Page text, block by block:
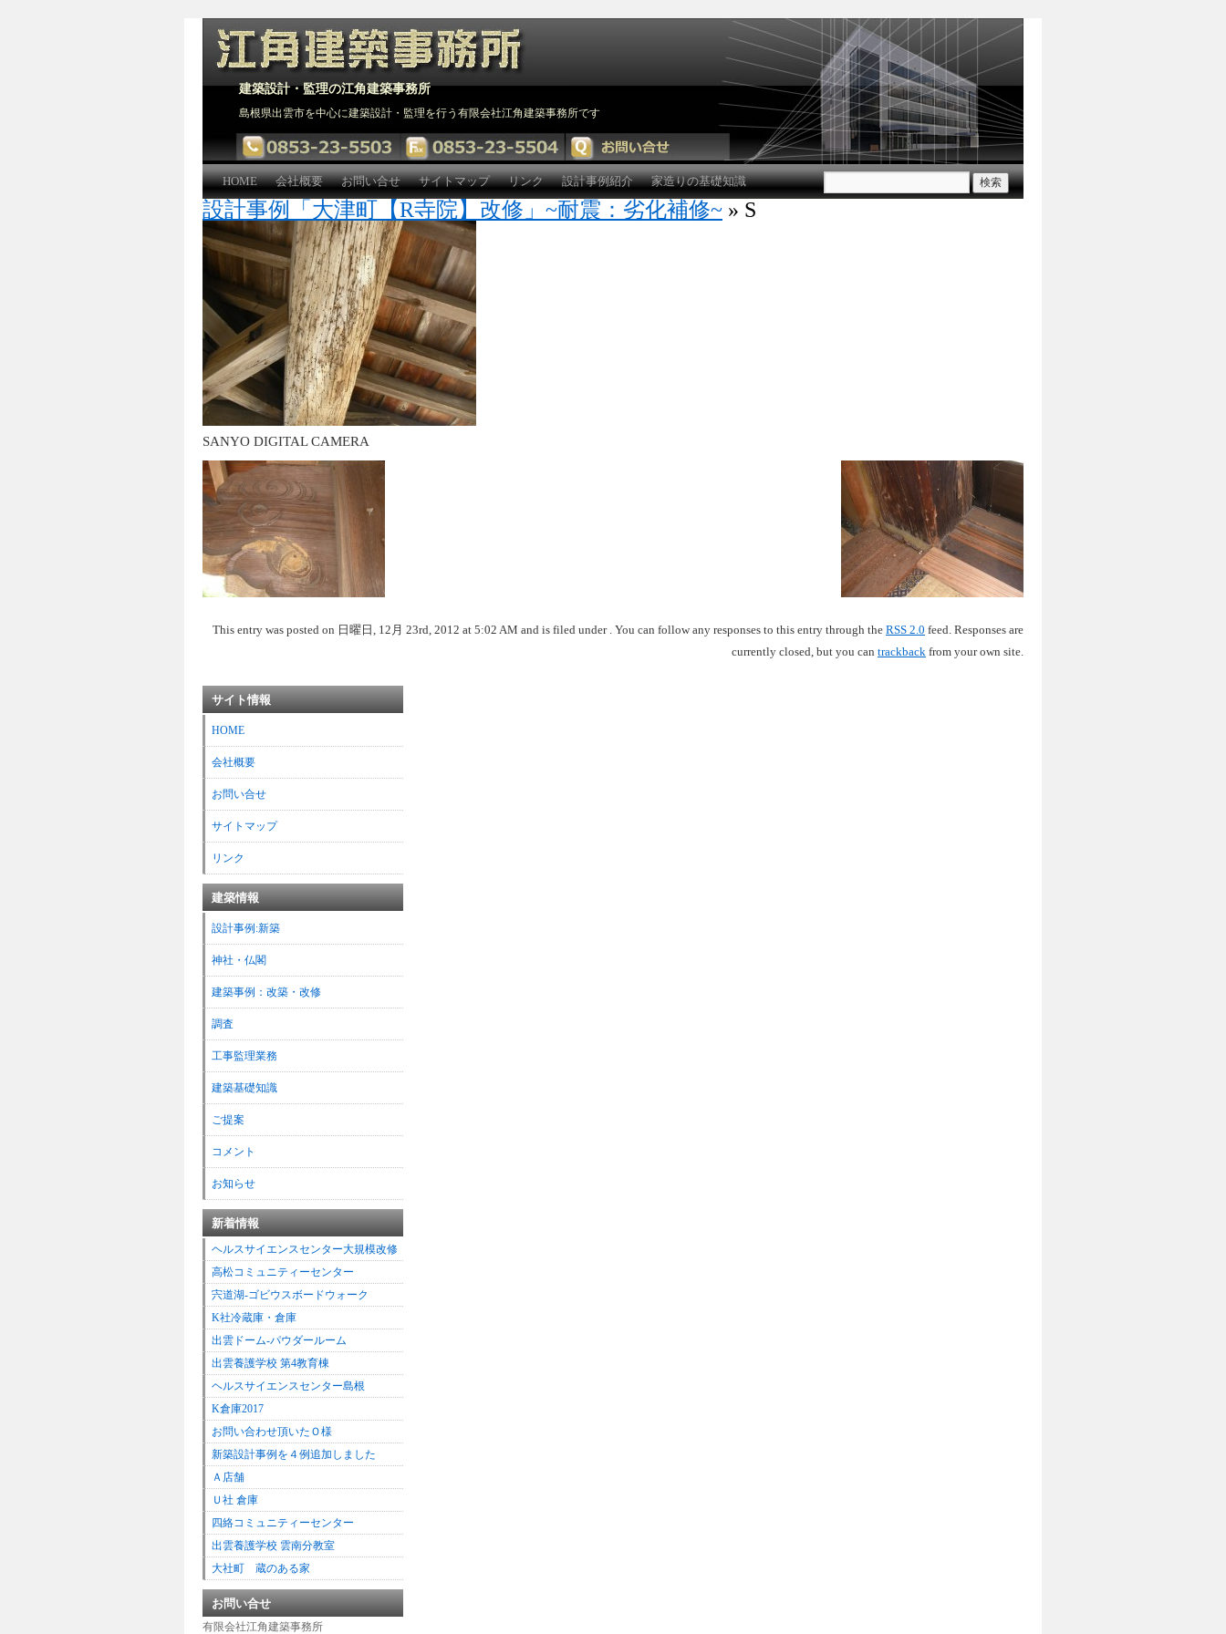
建築設計・監理の江角建築事務所
島根県出雲市を中心に建築設計・監理を行う有限会社江角建築事務所です
HOME 会社概要 お問い合せ サイトマップ リンク 設計事例紹介 家造りの基礎知識
設計事例「大津町【R寺院】改修」~耐震：劣化補修~ » S
SANYO DIGITAL CAMERA
This entry was posted on 日曜日, 12月 23rd, 2012 at 5:02 AM and is filed under . You can follow any responses to this entry through the RSS 2.0 feed. Responses are
currently closed, but you can trackback from your own site.
サイト情報
HOME
会社概要
お問い合せ
サイトマップ
リンク
建築情報
設計事例:新築
神社・仏閣
建築事例：改築・改修
調査
工事監理業務
建築基礎知識
ご提案
コメント
お知らせ
新着情報
ヘルスサイエンスセンター大規模改修
高松コミュニティーセンター
宍道湖-ゴビウスボードウォーク
K社冷蔵庫・倉庫
出雲ドーム-パウダールーム
出雲養護学校 第4教育棟
ヘルスサイエンスセンター島根
K倉庫2017
お問い合わせ頂いたＯ様
新築設計事例を４例追加しました
Ａ店舗
Ｕ社 倉庫
四絡コミュニティーセンター
出雲養護学校 雲南分教室
大社町 蔵のある家
お問い合せ
有限会社江角建築事務所